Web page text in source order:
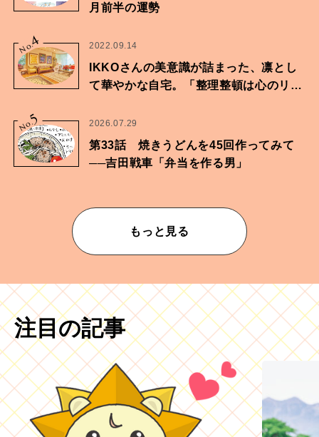
月前半の運勢
No.
4 2022.09.14
IKKOさんの美意識が詰まった、凛とし
て華やかな自宅。「整理整頓は心のリズ
No.5 2026.07.29
第33話 焼きうどんを45回作ってみて
──吉田戦車「弁当を作る男」
もっと見る
注目の記事